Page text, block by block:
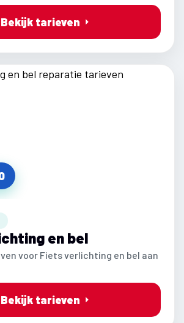
Bekijk tarieven
en bel
voor Fiets verlichting en bel aan
Bekijk tarieven